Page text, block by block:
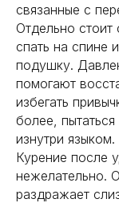
связанные с
Отдельно
спать на спине
подушку.
помогают
избегать
более,
изнутри языком.
Курение после
нежелательно.
раздражает